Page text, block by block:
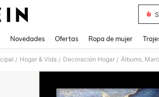
Novedades Ofertas Ropa de mujer
/ Hogar & Vida / Decoración Hogar / Álbums,